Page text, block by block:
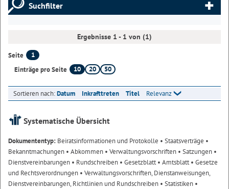
Suchfilter
Ergebnisse 1 - 1 von (1)
Seite
1
Einträge pro Seite
10 20 50
Sortieren nach:Datum Inkrafttreten Titel Relevanz
Systematische Übersicht
Dokumententyp: Beiratsinformationen und Protokolle • Staatsverträge •
Bekanntmachungen • Abkommen • Verwaltungsvorschriften • Satzungen •
Dienstvereinbarungen • Rundschreiben • Gesetzblatt• Amtsblatt• Gesetze
und Rechtsverordnungen • Verwaltungsvorschriften, Dienstanweisungen,
Dienstvereinbarungen, Richtlinien und Rundschreiben • Statistiken •